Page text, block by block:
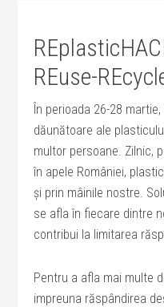
REuse-
În perioada 26-28
dăunătoare ale
multor persoane. Zilnic,
în apele României,
și prin mâinile nostre.
se afla în fiecare dintre
contribui la limitarea
Pentru a afla mai multe
impreuna răspândirea